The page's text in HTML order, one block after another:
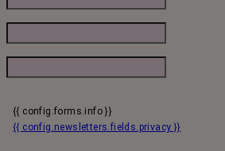
{{ config.forms.info }}
{{ config.newsletters.fields.privacy }}